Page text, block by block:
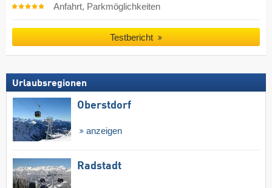
Anfahrt, Parkmöglichkeiten
Testbericht
Urlaubsregionen
Oberstdorf
anzeigen
Radstadt